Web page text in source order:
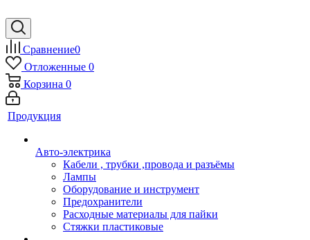
Сравнение0
Отложенные 0
Корзина 0
Продукция
Авто-электрика
Кабели , трубки ,провода и разъёмы
Лампы
Оборудование и инструмент
Предохранители
Расходные материалы для пайки
Стяжки пластиковые